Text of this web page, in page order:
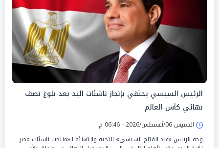
الرئيس السيسي يحتفي بإنجاز ناشئات اليد بعد بلوغ نصف
نهائي كأس العالم
الخميس 06/أغسطس/2026 - 06:46 م
وجه الرئيس «عبد الفتاح السيسي» التحية والتهنئة لـ«منتخب ناشئات مصر